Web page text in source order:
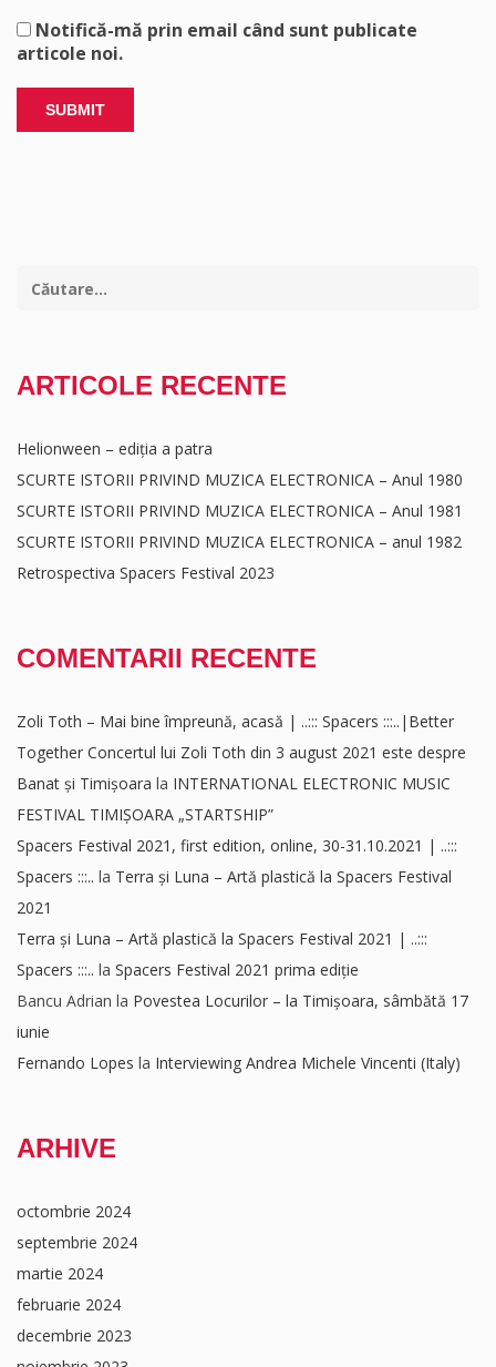
Notifică-mă prin email când sunt publicate
articole noi.
ARTICOLE RECENTE
Helionween – ediția a patra
SCURTE ISTORII PRIVIND MUZICA ELECTRONICA – Anul 1980
SCURTE ISTORII PRIVIND MUZICA ELECTRONICA – Anul 1981
SCURTE ISTORII PRIVIND MUZICA ELECTRONICA – anul 1982
Retrospectiva Spacers Festival 2023
COMENTARII RECENTE
Zoli Toth – Mai bine împreună, acasă | ..::: Spacers :::..|Better
Together Concertul lui Zoli Toth din 3 august 2021 este despre
Banat și Timișoara la INTERNATIONAL ELECTRONIC MUSIC
FESTIVAL TIMIȘOARA „STARTSHIP”
Spacers Festival 2021, first edition, online, 30-31.10.2021 | ..:::
Spacers :::.. la Terra și Luna – Artă plastică la Spacers Festival
2021
Terra și Luna – Artă plastică la Spacers Festival 2021 | ..:::
Spacers :::.. la Spacers Festival 2021 prima ediție
Bancu Adrian la Povestea Locurilor – la Timișoara, sâmbătă 17
iunie
Fernando Lopes la Interviewing Andrea Michele Vincenti (Italy)
ARHIVE
octombrie 2024
septembrie 2024
martie 2024
februarie 2024
decembrie 2023